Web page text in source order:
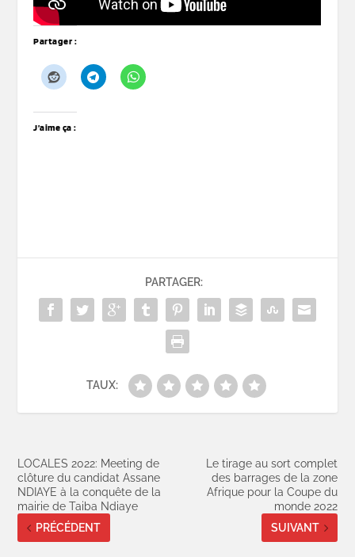
Partager :
J’aime ça :
PARTAGER:
TAUX:
LOCALES 2022: Meeting de
clôture du candidat Assane
NDIAYE à la conquête de la
mairie de Taiba Ndiaye
PRÉCÉDENT
Le tirage au sort complet
des barrages de la zone
Afrique pour la Coupe du
monde 2022
SUIVANT